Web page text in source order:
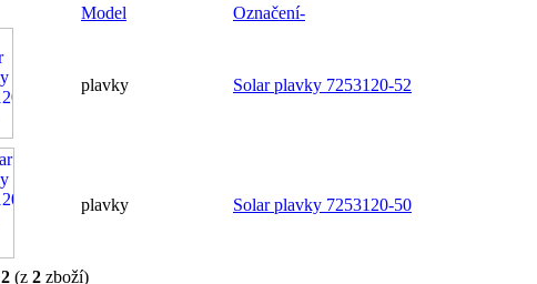
Model
Označení-
plavky Solar plavky 7253120-52
plavky Solar plavky 7253120-50
2 (z 2 zboží)